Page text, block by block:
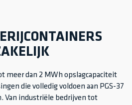
meer dan 2 MWh opslagcapaciteit
die volledig voldoen aan PGS-37
Van industriële bedrijven tot